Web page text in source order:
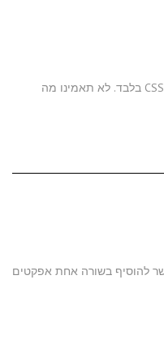
שינוי אלמנטים בשני מימדים באמצעות CSS בלבד. לא תאמינו מה
להוסיף בשורה אחת אפקטים